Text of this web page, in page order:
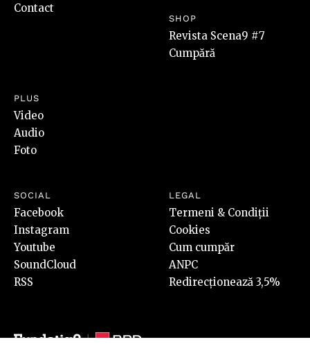
Contact
SHOP
Revista Scena9 #7
Cumpără
PLUS
Video
Audio
Foto
SOCIAL
Facebook
Instagram
Youtube
SoundCloud
RSS
LEGAL
Termeni & Condiții
Cookies
Cum cumpăr
ANPC
Redirecționează 3,5%